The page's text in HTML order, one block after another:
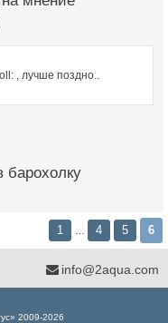
, лучше поздно..
барохолку
1 4 5 6
info@2aqua.com
2009-2026